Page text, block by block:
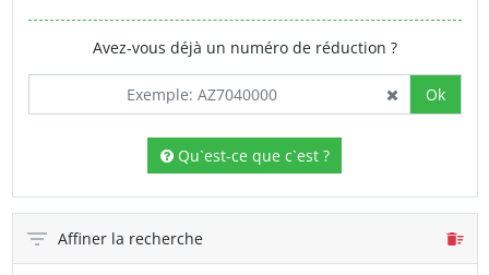
Avez-vous déjà un numéro de réduction ?
Ok
Qu`est-ce que c`est ?
Affiner la recherche